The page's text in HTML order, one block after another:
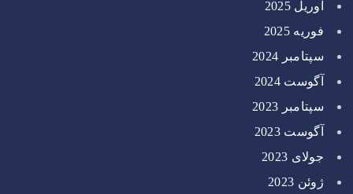
آوریل 2025
فوریه 2025
سپتامبر 2024
آگوست 2024
سپتامبر 2023
آگوست 2023
جولای 2023
ژوئن 2023